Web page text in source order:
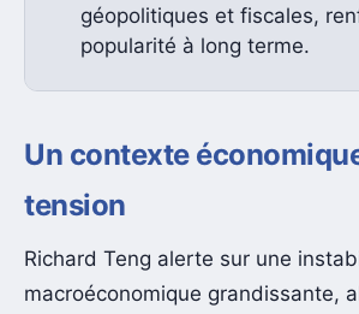
géopolitiques et fiscales,
popularité à long terme.
Un contexte
tension
Richard Teng alerte sur une
macroéconomique grandissante,